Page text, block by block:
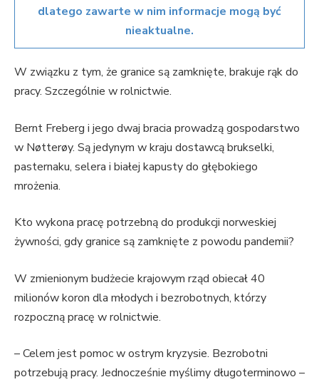
dlatego zawarte w nim informacje mogą być
nieaktualne.
W związku z tym, że granice są zamknięte, brakuje rąk do
pracy. Szczególnie w rolnictwie.
Bernt Freberg i jego dwaj bracia prowadzą gospodarstwo
w Nøtterøy. Są jedynym w kraju dostawcą brukselki,
pasternaku, selera i białej kapusty do głębokiego
mrożenia.
Kto wykona pracę potrzebną do produkcji norweskiej
żywności, gdy granice są zamknięte z powodu pandemii?
W zmienionym budżecie krajowym rząd obiecał 40
milionów koron dla młodych i bezrobotnych, którzy
rozpoczną pracę w rolnictwie.
– Celem jest pomoc w ostrym kryzysie. Bezrobotni
potrzebują pracy. Jednocześnie myślimy długoterminowo –